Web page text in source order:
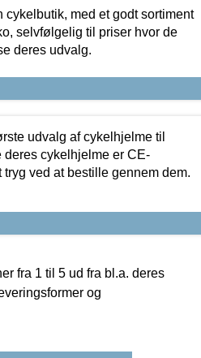
med et godt sortiment
selvfølgelig til priser hvor de
deres udvalg.
udvalg af cykelhjelme til
cykelhjelme er CE-
ved at bestille gennem dem.
fra 1 til 5 ud fra bl.a. deres
og